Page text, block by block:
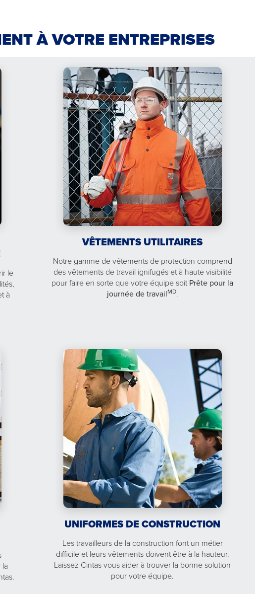
À VOTRE ENTREPRISES
le
à
VÊTEMENTS UTILITAIRES
Notre gamme de vêtements de protection comprend
des vêtements de travail ignifugés et à haute visibilité
pour faire en sorte que votre équipe soit Prête pour la
journée de travailMD.
UNIFORMES DE CONSTRUCTION
Les travailleurs de la construction font un métier
difficile et leurs vêtements doivent être à la hauteur.
Laissez Cintas vous aider à trouver la bonne solution
pour votre équipe.